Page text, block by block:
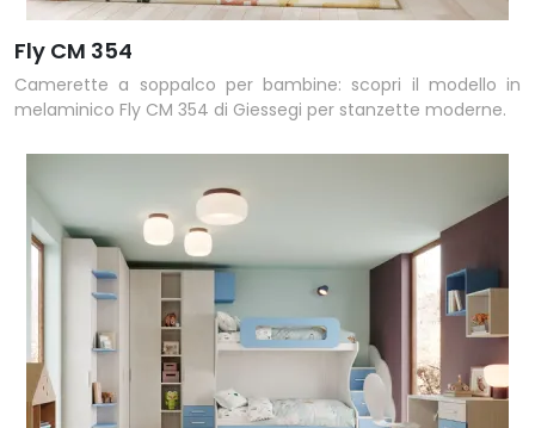
Fly CM 354
Camerette a soppalco per bambine: scopri il modello in
melaminico Fly CM 354 di Giessegi per stanzette moderne.